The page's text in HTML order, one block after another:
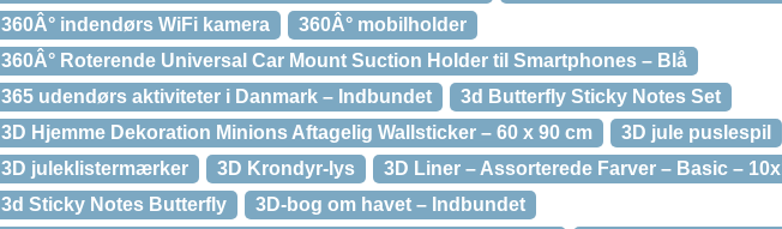
360Â° indendørs WiFi kamera
360Â° mobilholder
360Â° Roterende Universal Car Mount Suction Holder til Smartphones – Blå
365 udendørs aktiviteter i Danmark – Indbundet
3d Butterfly Sticky Notes Set
3D Hjemme Dekoration Minions Aftagelig Wallsticker – 60 x 90 cm
3D jule puslespil
3D juleklistermærker
3D Krondyr-lys 3D Liner – Assorterede Farver – Basic –
3d Sticky Notes Butterfly
3D-bog om havet – Indbundet